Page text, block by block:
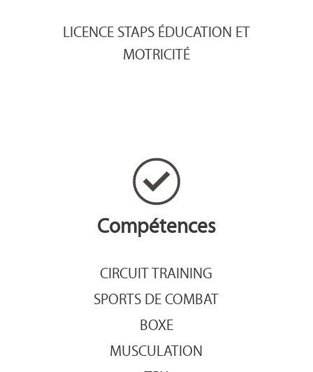
LICENCE STAPS ÉDUCATION ET
MOTRICITÉ
Compétences
CIRCUIT TRAINING
SPORTS DE COMBAT
BOXE
MUSCULATION